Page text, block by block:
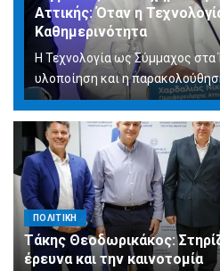
Αττικής: Όταν η
Καθημερινότητα
Η Τεχνολογία ως Σύμμαχος στα
υλοποίηση και η
ΠΟΛΙΤΙΚΗ
Τάκης Θεοδωρικάκος:
έρευνα και την καινοτομία